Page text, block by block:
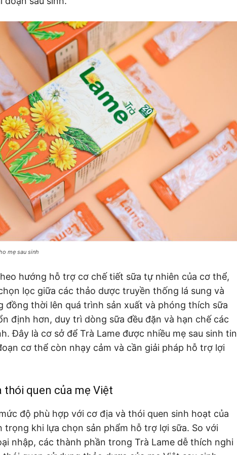
mẹ sau sinh
hướng hỗ trợ cơ chế tiết sữa tự nhiên của cơ thể,
lọc giữa các thảo dược truyền thống lá sung và
đồng thời lên quá trình sản xuất và phóng thích sữa
định hơn, duy trì dòng sữa đều đặn và hạn chế các
Đây là cơ sở để Trà Lame được nhiều mẹ sau sinh tin
cơ thể còn nhạy cảm và cần giải pháp hỗ trợ lợi
thói quen của mẹ Việt
độ phù hợp với cơ địa và thói quen sinh hoạt của
trọng khi lựa chọn sản phẩm hỗ trợ lợi sữa. So với
nhập, các thành phần trong Trà Lame dễ thích nghi